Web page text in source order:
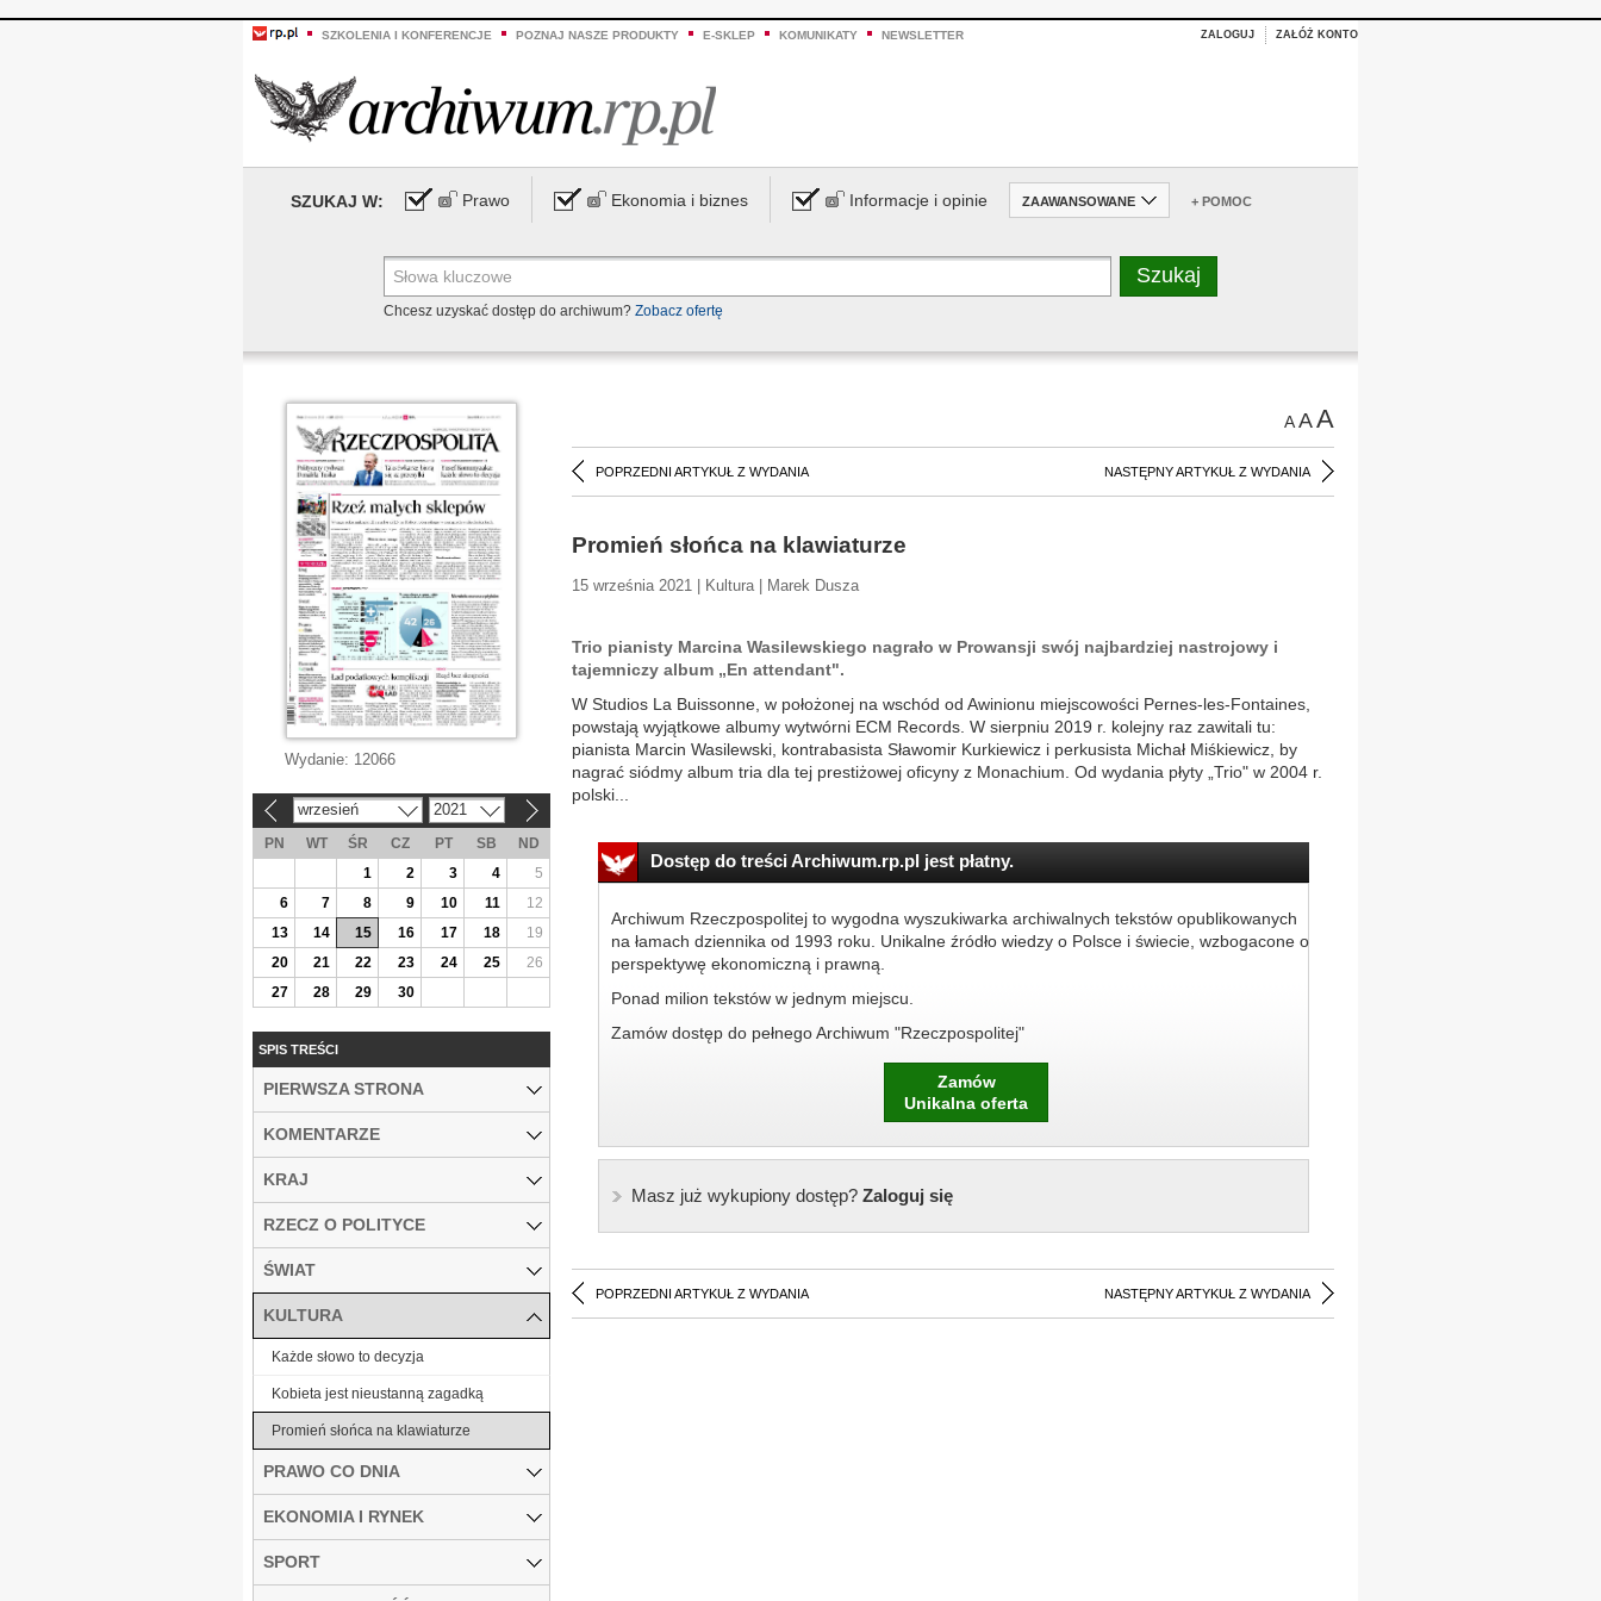
SZKOLENIA I KONFERENCJE POZNAJ NASZE PRODUKTY E-SKLEP KOMUNIKATY NEWSLETTER ZALOGUJ ZAŁÓŻ KONTO
SZUKAJ W: Prawo Ekonomia i biznes Informacje i opinie ZAAWANSOWANE + POMOC
Chcesz uzyskać dostęp do archiwum? Zobacz ofertę
AAA
POPRZEDNI ARTYKUŁ Z WYDANIA NASTĘPNY ARTYKUŁ Z WYDANIA
Promień słońca na klawiaturze
15 września 2021 | Kultura | Marek Dusza
Trio pianisty Marcina Wasilewskiego nagrało w Prowansji swój najbardziej nastrojowy i
tajemniczy album „En attendant".
W Studios La Buissonne, w położonej na wschód od Awinionu miejscowości Pernes-les-Fontaines,
powstają wyjątkowe albumy wytwórni ECM Records. W sierpniu 2019 r. kolejny raz zawitali tu:
pianista Marcin Wasilewski, kontrabasista Sławomir Kurkiewicz i perkusista Michał Miśkiewicz, by
nagrać siódmy album tria dla tej prestiżowej oficyny z Monachium. Od wydania płyty „Trio" w 2004 r.
polski...
Dostęp do treści Archiwum.rp.pl jest płatny.
Archiwum Rzeczpospolitej to wygodna wyszukiwarka archiwalnych tekstów opublikowanych
na łamach dziennika od 1993 roku. Unikalne źródło wiedzy o Polsce i świecie, wzbogacone o
perspektywę ekonomiczną i prawną.
Ponad milion tekstów w jednym miejscu.
Zamów dostęp do pełnego Archiwum "Rzeczpospolitej"
Zamów
Unikalna oferta
Masz już wykupiony dostęp?Zaloguj się
POPRZEDNI ARTYKUŁ Z WYDANIA NASTĘPNY ARTYKUŁ Z WYDANIA
Wydanie: 12066
wrzesień 2021
PN WT ŚR CZ PT SB
ND
1
2 3 4
5
6
7 8 9 10 11
12
13
14 15 16 17 18
19
20
21 22 23 24 25
26
27
28 29 30
SPIS TREŚCI
PIERWSZA STRONA
KOMENTARZE
KRAJ
RZECZ O POLITYCE
ŚWIAT
KULTURA
Każde słowo to decyzja
Kobieta jest nieustanną zagadką
Promień słońca na klawiaturze
PRAWO CO DNIA
EKONOMIA I RYNEK
SPORT